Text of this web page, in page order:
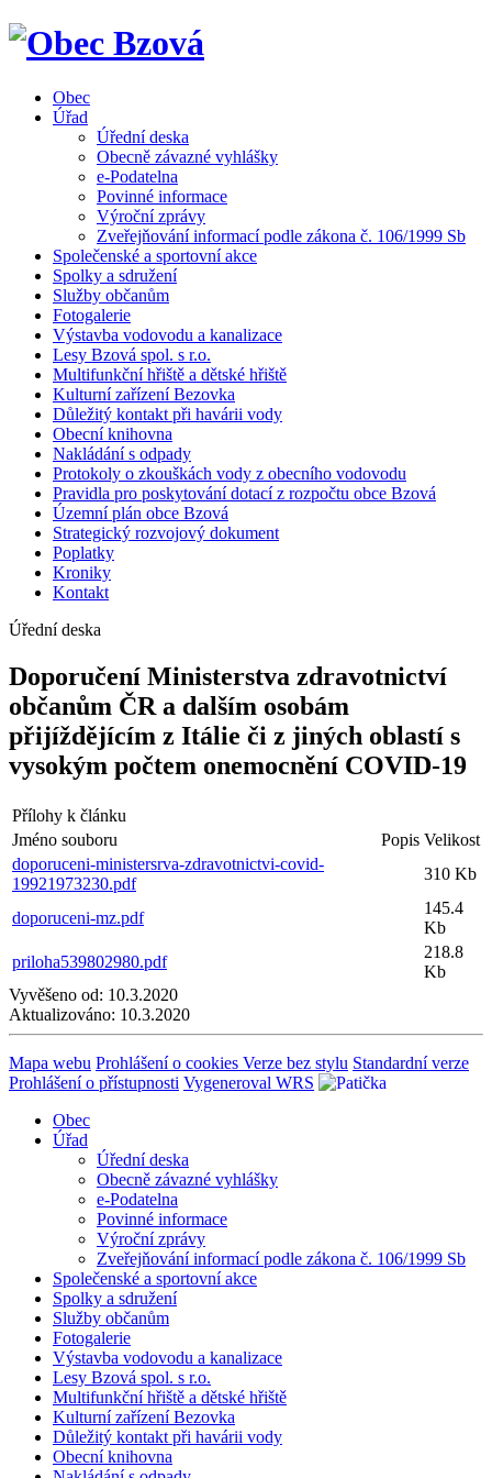
Obec
Úřad
Úřední deska
Obecně závazné vyhlášky
e-Podatelna
Povinné informace
Výroční zprávy
Zveřejňování informací podle zákona č. 106/1999 Sb
Společenské a sportovní akce
Spolky a sdružení
Služby občanům
Fotogalerie
Výstavba vodovodu a kanalizace
Lesy Bzová spol. s r.o.
Multifunkční hřiště a dětské hřiště
Kulturní zařízení Bezovka
Důležitý kontakt při havárii vody
Obecní knihovna
Nakládání s odpady
Protokoly o zkouškách vody z obecního vodovodu
Pravidla pro poskytování dotací z rozpočtu obce Bzová
Územní plán obce Bzová
Strategický rozvojový dokument
Poplatky
Kroniky
Kontakt
Úřední deska
Doporučení Ministerstva zdravotnictví
občanům ČR a dalším osobám
přijíždějícím z Itálie či z jiných oblastí s
vysokým počtem onemocnění COVID-19
Přílohy k článku
Jméno souboru
Popis Velikost
doporuceni-ministersrva-zdravotnictvi-covid-
19921973230.pdf
310 Kb
doporuceni-mz.pdf
145.4
Kb
priloha539802980.pdf
218.8
Kb
Vyvěšeno od: 10.3.2020
Aktualizováno: 10.3.2020
Mapa webu Prohlášení o cookies Verze bez stylu Standardní verze
Prohlášení o přístupnosti Vygeneroval WRS
Obec
Úřad
Úřední deska
Obecně závazné vyhlášky
e-Podatelna
Povinné informace
Výroční zprávy
Zveřejňování informací podle zákona č. 106/1999 Sb
Společenské a sportovní akce
Spolky a sdružení
Služby občanům
Fotogalerie
Výstavba vodovodu a kanalizace
Lesy Bzová spol. s r.o.
Multifunkční hřiště a dětské hřiště
Kulturní zařízení Bezovka
Důležitý kontakt při havárii vody
Obecní knihovna